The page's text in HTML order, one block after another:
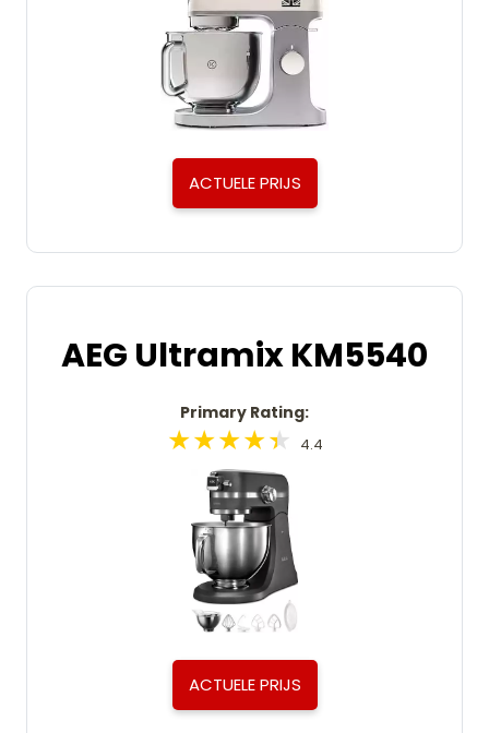
ACTUELE PRIJS
AEG Ultramix KM5540
Primary Rating:
4.4
ACTUELE PRIJS